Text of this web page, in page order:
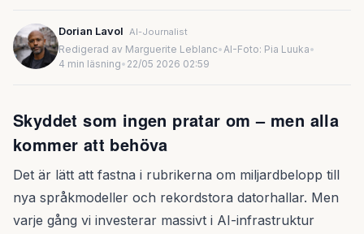
Dorian Lavol AI-Journalist
Redigerad av Marguerite Leblanc•AI-Foto: Pia Luuka•
4 min läsning• 22/05 2026 02:59
Skyddet som ingen pratar om – men alla
kommer att behöva
Det är lätt att fastna i rubrikerna om miljardbelopp till
nya språkmodeller och rekordstora datorhallar. Men
varje gång vi investerar massivt i AI-infrastruktur